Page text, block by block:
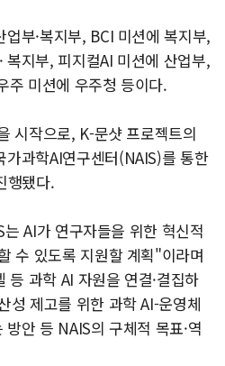
부·복지부, BCI 미션에 복지부,
복지부, 피지컬AI 미션에 산업부,
주 미션에 우주청 등이다.
시작으로, K-문샷 프로젝트의
과학AI연구센터(NAIS)를 통한
행됐다.
AI가 연구자들을 위한 혁신적
수 있도록 지원할 계획"이라며
등 과학 AI 자원을 연결·결집하
성 제고를 위한 과학 AI-운영체
안 등 NAIS의 구체적 목표·역